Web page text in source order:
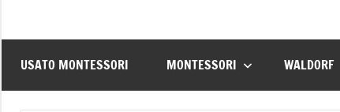
USATO MONTESSORI MONTESSORI WALDORF